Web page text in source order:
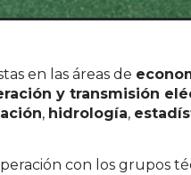
en las áreas de
y transmisión
, hidrología,
con los grupos